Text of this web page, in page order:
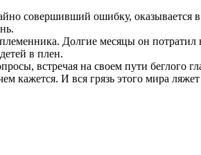
совершивший ошибку, оказывается
Долгие месяцы он
в плен.
встречая на своем пути беглого
кажется. И вся грязь этого мира